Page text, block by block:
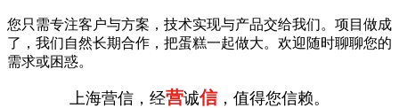
您只需专注客户与方案，技术实现与产品交给我们。项目做成
了，我们自然长期合作，把蛋糕一起做大。欢迎随时聊聊您的
需求或困惑。
上海营信，经营诚信，值得您信赖。